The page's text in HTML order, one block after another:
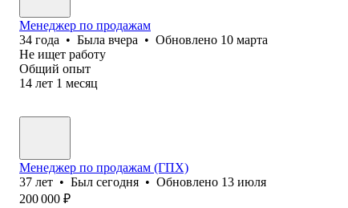
Менеджер по продажам
34 года • Была вчера • Обновлено 10 марта
Не ищет работу
Общий опыт
14 лет 1 месяц
Менеджер по продажам (ГПХ)
37 лет • Был сегодня • Обновлено 13 июля
200 000 ₽